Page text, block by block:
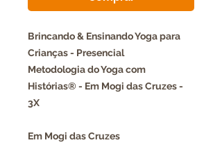
Brincando & Ensinando Yoga para
Crianças - Presencial
Metodologia do Yoga com
Histórias® - Em Mogi das Cruzes -
3X
Em Mogi das Cruzes